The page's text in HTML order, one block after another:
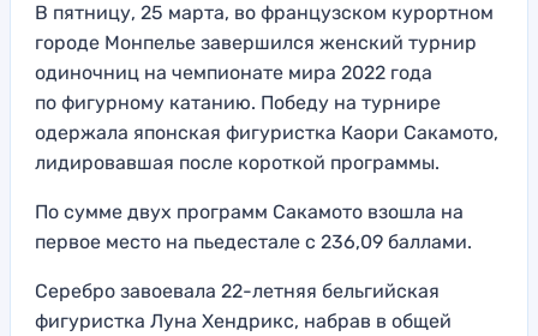
В пятницу, 25 марта, во французском курортном
городе Монпелье завершился женский турнир
одиночниц на чемпионате мира 2022 года
по фигурному катанию. Победу на турнире
одержала японская фигуристка Каори Сакамото,
лидировавшая после короткой программы.
По сумме двух программ Сакамото взошла на
первое место на пьедестале с 236,09 баллами.
Серебро завоевала 22-летняя бельгийская
фигуристка Луна Хендрикс, набрав в общей